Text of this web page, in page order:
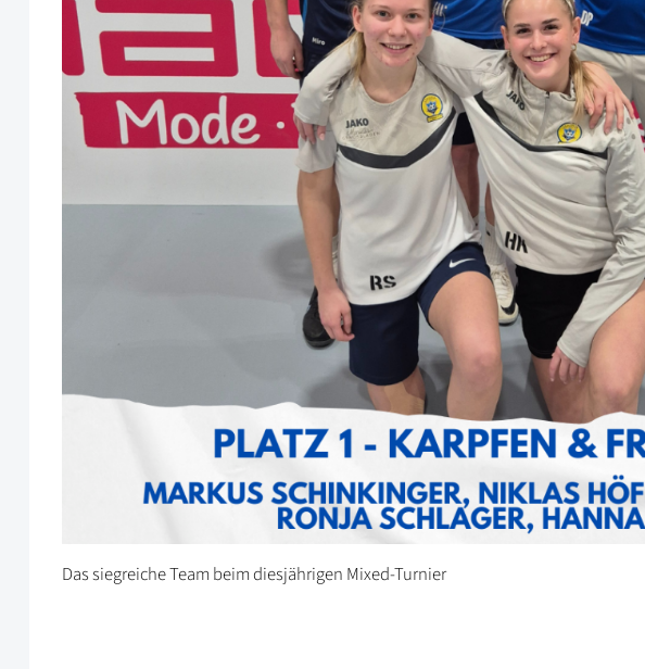
Das siegreiche Team beim diesjährigen Mixed-Turnier